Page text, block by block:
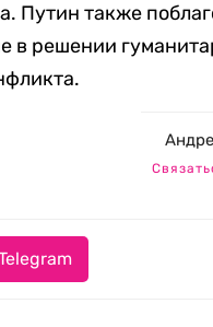
Путин также
в решении